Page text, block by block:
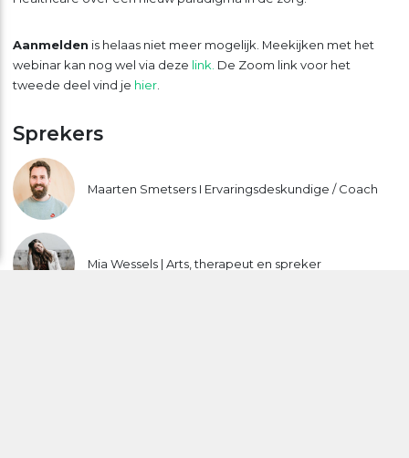
Aanmelden is helaas niet meer mogelijk. Meekijken met het
webinar kan nog wel via deze link. De Zoom link voor het
tweede deel vind je hier.
Sprekers
Maarten Smetsers I Ervaringsdeskundige / Coach
Mia Wessels | Arts, therapeut en spreker